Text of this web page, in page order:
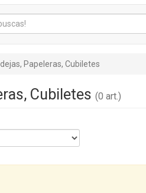
Papeleras, Cubiletes
Cubiletes (0 art.)